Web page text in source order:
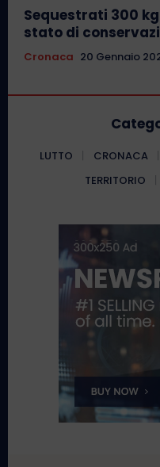
Sequestrati 300
stato di
Cronaca 20 Gennaio
LUTTO CRONACA
TERRITORIO